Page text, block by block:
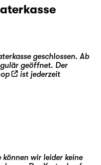
geschlossen. Ab
geöffnet. Der
ist jederzeit
wir leider keine